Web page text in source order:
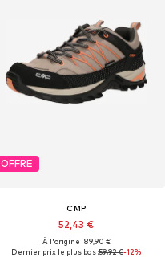
OFFRE
CMP
52,43 €
À l'origine : 89,90 €
Dernier prix le plus bas :59,92 €-12%